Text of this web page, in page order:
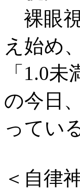
裸眼
え始め
「1.0
の今日
ってい
＜自律